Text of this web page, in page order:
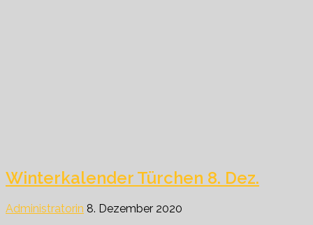
Winterkalender Türchen 8. Dez.
Administratorin 8. Dezember 2020